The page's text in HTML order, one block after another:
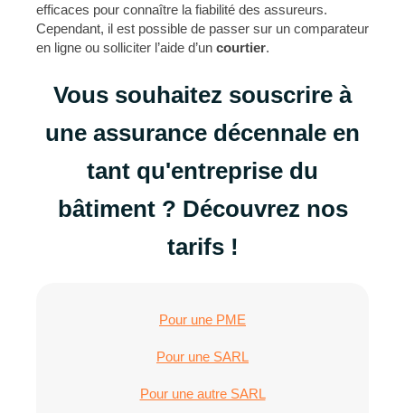
efficaces pour connaître la fiabilité des assureurs.
Cependant, il est possible de passer sur un comparateur
en ligne ou solliciter l’aide d’un courtier.
Vous souhaitez souscrire à
une assurance décennale en
tant qu'entreprise du
bâtiment ? Découvrez nos
tarifs !
Pour une PME
Pour une SARL
Pour une autre SARL